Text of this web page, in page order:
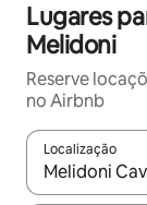
Lugares
Melidoni
Reserve
no Airbnb
Localização
Quando os